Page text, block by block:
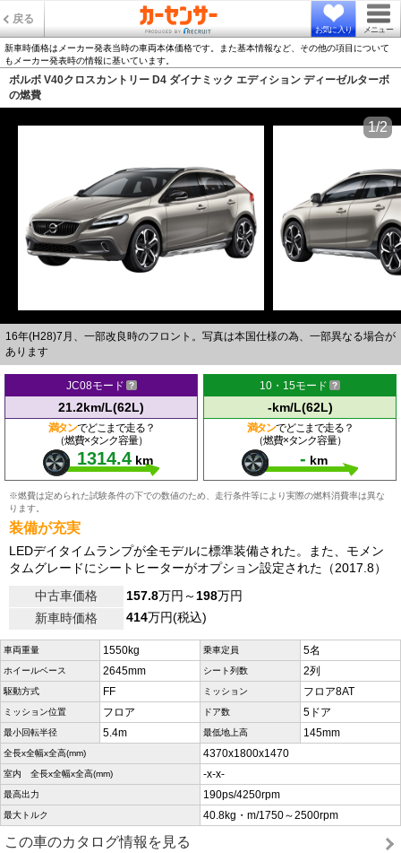
戻る
お気に入り メニュー
新車時価格はメーカー発表当時の車両本体価格です。また基本情報など、その他の項目について
もメーカー発表時の情報に基いています。
ボルボ V40クロスカントリー D4 ダイナミック エディション ディーゼルターボ
の燃費
16年(H28)7月、一部改良時のフロント。写真は本国仕様の為、一部異なる場合が
あります
1/2
JC08モード
21.2km/L(62L)
満タンでどこまで走る？
（燃費×タンク容量）
1314.4 km
10・15モード
-km/L(62L)
満タンでどこまで走る？
（燃費×タンク容量）
- km
※燃費は定められた試験条件の下での数値のため、走行条件等により実際の燃料消費率は異な
ります。
装備が充実
LEDデイタイムランプが全モデルに標準装備された。また、モメン
タムグレードにシートヒーターがオプション設定された（2017.8）
中古車価格
157.8万円～198万円
新車時価格
414万円(税込)
車両重量 1550kg 乗車定員 5名
ホイールベース 2645mm シート列数 2列
駆動方式 FF ミッション フロア8AT
ミッション位置 フロア ドア数 5ドア
最小回転半径 5.4m 最低地上高 145mm
全長x全幅x全高(mm) 4370x1800x1470
室内 全長x全幅x全高(mm) -x-x-
最高出力 190ps/4250rpm
最大トルク 40.8kg・m/1750～2500rpm
この車のカタログ情報を見る